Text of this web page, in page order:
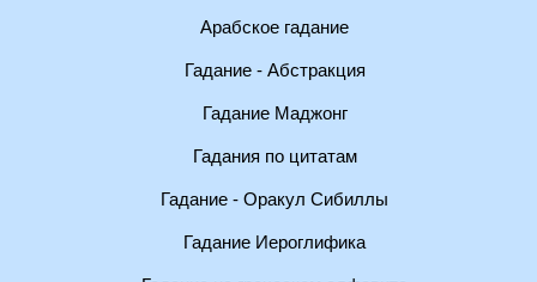
Арабское гадание
Гадание - Абстракция
Гадание Маджонг
Гадания по цитатам
Гадание - Оракул Сибиллы
Гадание Иероглифика